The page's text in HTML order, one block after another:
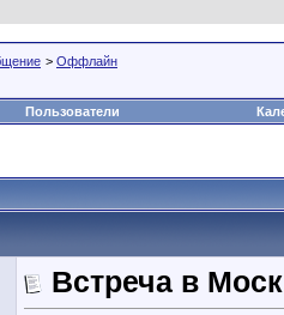
> Оффлайн
Пользователи
Встреча в